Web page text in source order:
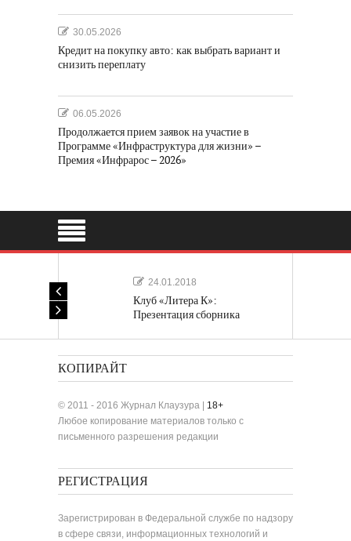
30.05.2026
Кредит на покупку авто: как выбрать вариант и
снизить переплату
06.05.2026
Продолжается прием заявок на участие в
Программе «Инфраструктура для жизни» –
Премия «Инфрарос – 2026»
24.01.2018
Клуб «Литера К»:
Презентация сборника
КОПИРАЙТ
© 2011 - 2016 Журнал Клаузура | 18+
Любое копирование материалов только с
письменного разрешения редакции
РЕГИСТРАЦИЯ
Зарегистрирован в Федеральной службе по надзору
в сфере связи, информационных технологий и